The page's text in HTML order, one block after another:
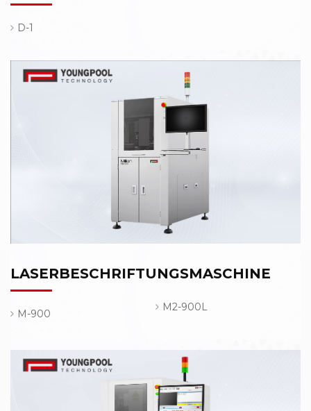
D-1
LASERBESCHRIFTUNGSMASCHINE
M-900
M2-900L